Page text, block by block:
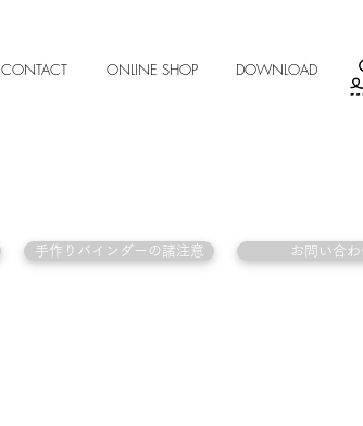
CONTACT ONLINE SHOP DOWNLOAD
手作りバインダーの諸注意 お問い合わ